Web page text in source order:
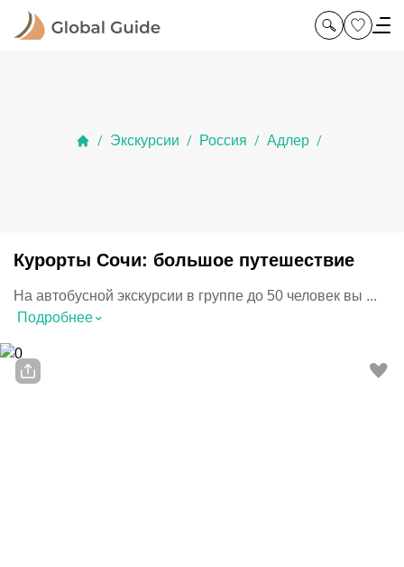
/ Экскурсии / Россия / Адлер /
Курорты Сочи: большое путешествие
На автобусной экскурсии в группе до 50 человек вы ...
Подробнее⌃